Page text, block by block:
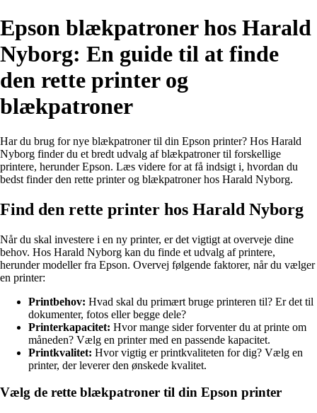
Epson blækpatroner hos Harald
Nyborg: En guide til at finde
den rette printer og
blækpatroner
Har du brug for nye blækpatroner til din Epson printer? Hos Harald
Nyborg finder du et bredt udvalg af blækpatroner til forskellige
printere, herunder Epson. Læs videre for at få indsigt i, hvordan du
bedst finder den rette printer og blækpatroner hos Harald Nyborg.
Find den rette printer hos Harald Nyborg
Når du skal investere i en ny printer, er det vigtigt at overveje dine
behov. Hos Harald Nyborg kan du finde et udvalg af printere,
herunder modeller fra Epson. Overvej følgende faktorer, når du vælger
en printer:
Printbehov: Hvad skal du primært bruge printeren til? Er det til
dokumenter, fotos eller begge dele?
Printerkapacitet: Hvor mange sider forventer du at printe om
måneden? Vælg en printer med en passende kapacitet.
Printkvalitet: Hvor vigtig er printkvaliteten for dig? Vælg en
printer, der leverer den ønskede kvalitet.
Vælg de rette blækpatroner til din Epson printer